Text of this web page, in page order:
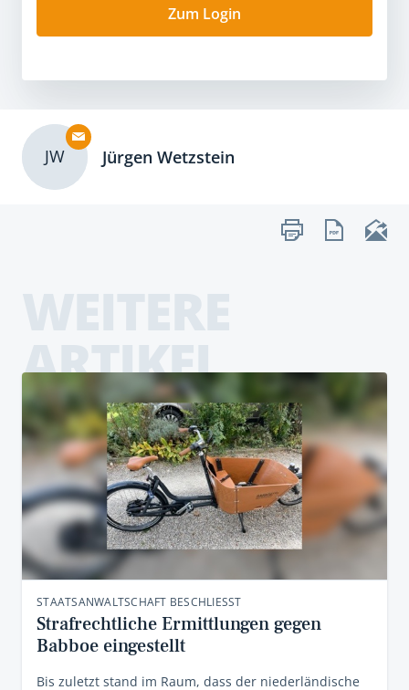
Zum Login
JW Jürgen Wetzstein
ARTIKEL
STAATSANWALTSCHAFT BESCHLIESST
Strafrechtliche Ermittlungen gegen
Babboe eingestellt
Bis zuletzt stand im Raum, dass der niederländische